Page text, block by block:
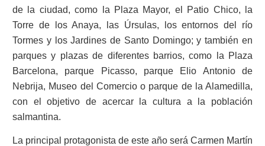
de la ciudad, como la Plaza Mayor, el Patio Chico, la
Torre de los Anaya, las Úrsulas, los entornos del río
Tormes y los Jardines de Santo Domingo; y también en
parques y plazas de diferentes barrios, como la Plaza
Barcelona, parque Picasso, parque Elio Antonio de
Nebrija, Museo del Comercio o parque de la Alamedilla,
con el objetivo de acercar la cultura a la población
salmantina.
La principal protagonista de este año será Carmen Martín